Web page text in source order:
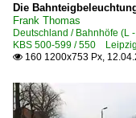
Die
Frank Thomas
Deutschland / Bahnhöfe (L
KBS 500-599 / 550 Leipzig
 160 1200x753 Px,